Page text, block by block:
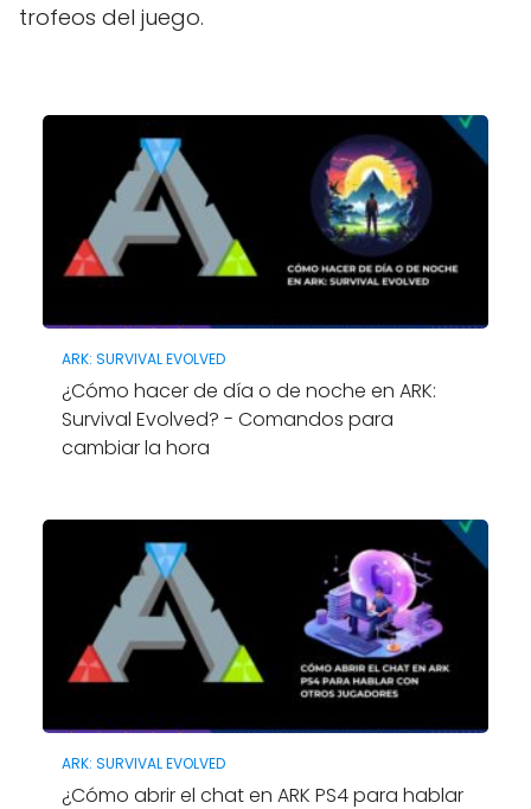
trofeos del juego.
ARK: SURVIVAL EVOLVED
¿Cómo hacer de día o de noche en ARK:
Survival Evolved? - Comandos para
cambiar la hora
ARK: SURVIVAL EVOLVED
¿Cómo abrir el chat en ARK PS4 para hablar